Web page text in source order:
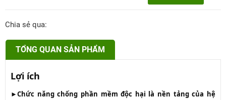
Chia sẻ qua:
TỔNG QUAN SẢN PHẨM
Lợi ích
►Chức năng chống phần mềm độc hại là nền tảng của hệ